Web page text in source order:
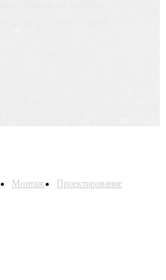
Монтаж
Проектирование